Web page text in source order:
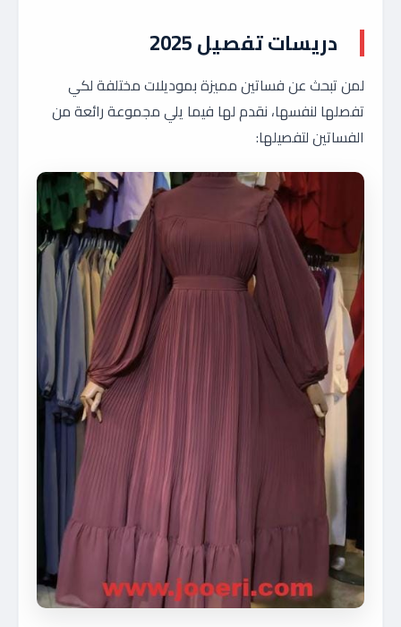
دريسات تفصيل 2025
لمن تبحث عن فساتين مميزة بموديلات مختلفة لكي
تفصلها لنفسها، نقدم لها فيما يلي مجموعة رائعة من
الفساتين لتفصيلها: